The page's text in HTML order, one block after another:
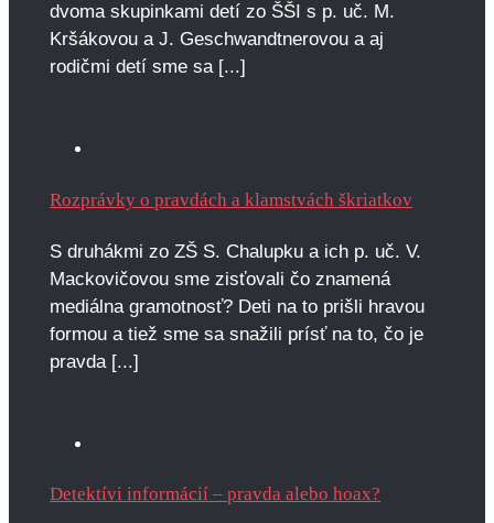
dvoma skupinkami detí zo ŠŠI s p. uč. M.
Kršákovou a J. Geschwandtnerovou a aj
rodičmi detí sme sa [...]
Rozprávky o pravdách a klamstvách škriatkov
S druhákmi zo ZŠ S. Chalupku a ich p. uč. V.
Mackovičovou sme zisťovali čo znamená
mediálna gramotnosť? Deti na to prišli hravou
formou a tiež sme sa snažili prísť na to, čo je
pravda [...]
Detektívi informácií – pravda alebo hoax?